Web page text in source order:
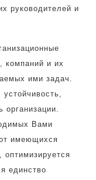
руководителей и
компаний и их
ими задач.
организации.
Вами
имеющихся
оптимизируется
единство